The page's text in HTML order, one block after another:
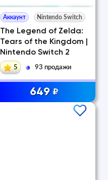
Аккаунт Nintendo Switch
The Legend of Zelda:
Tears of the Kingdom |
Nintendo Switch 2
5 93 продажи
649 ₽